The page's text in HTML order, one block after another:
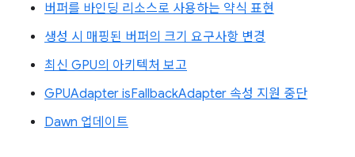
버퍼를 바인딩 리소스로 사용하는 약식 표현
생성 시 매핑된 버퍼의 크기 요구사항 변경
최신 GPU의 아키텍처 보고
GPUAdapter isFallbackAdapter 속성 지원 중단
Dawn 업데이트